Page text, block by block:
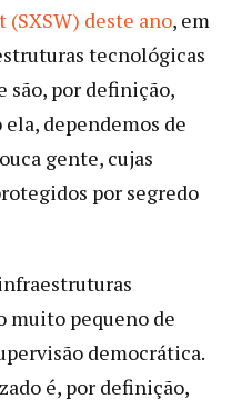
(SXSW) deste ano, em
tecnológicas
são, por definição,
dependemos de
gente, cujas
por segredo
muito pequeno de
democrática.
é, por definição,